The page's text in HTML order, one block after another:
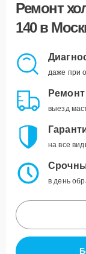
Ремонт
140в
даже при
выезд
на все
в день